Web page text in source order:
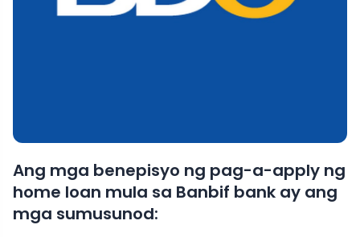
Ang mga benepisyo ng pag-a-apply ng
home loan mula sa Banbif bank ay ang
mga sumusunod: